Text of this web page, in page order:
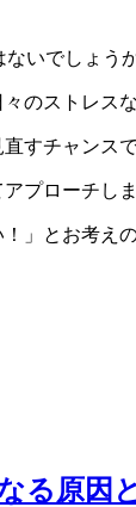
いでしょうか
のストレス
直すチャンスで
プローチしま
」とお考え
る原